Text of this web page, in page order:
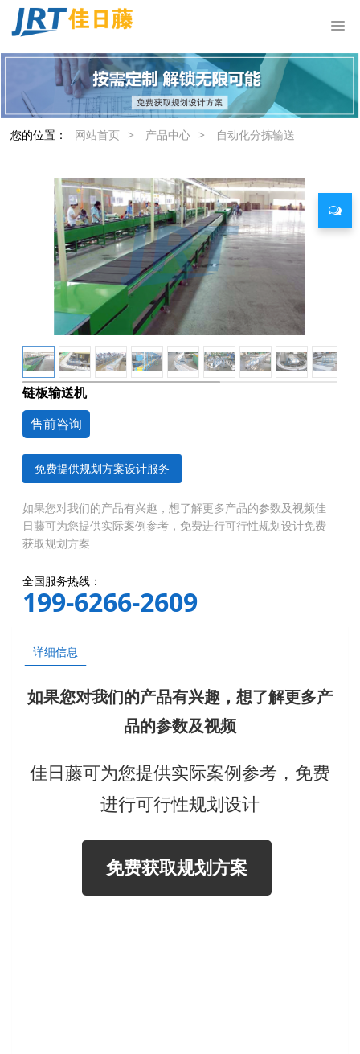
您的位置： 网站首页 > 产品中心 > 自动化分拣输送
链板输送机
售前咨询
免费提供规划方案设计服务
如果您对我们的产品有兴趣，想了解更多产品的参数及视频佳
日藤可为您提供实际案例参考，免费进行可行性规划设计免费
获取规划方案
全国服务热线：
199-6266-2609
详细信息
如果您对我们的产品有兴趣，想了解更多产
品的参数及视频
佳日藤可为您提供实际案例参考，免费
进行可行性规划设计
免费获取规划方案